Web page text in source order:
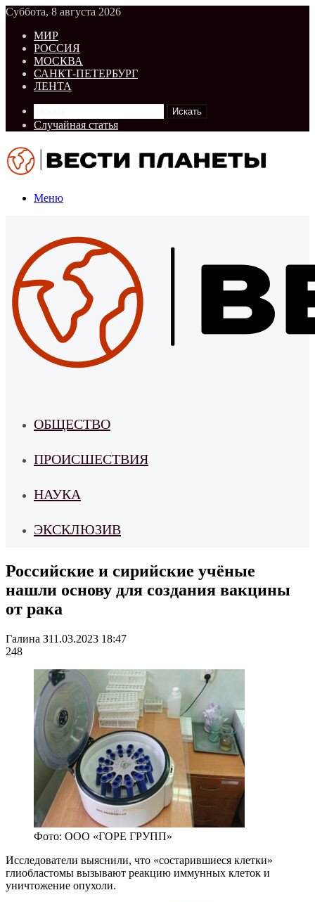
Суббота, 8 августа 2026
МИР
РОССИЯ
МОСКВА
САНКТ-ПЕТЕРБУРГ
ЛЕНТА
Искать
Случайная статья
Меню
ОБЩЕСТВО
ПРОИСШЕСТВИЯ
НАУКА
ЭКСКЛЮЗИВ
Российские и сирийские учёные
нашли основу для создания вакцины
от рака
Галина З11.03.2023 18:47
248
Фото: ООО «ГОРЕ ГРУПП»
Исследователи выяснили, что «состарившиеся клетки»
глиобластомы вызывают реакцию иммунных клеток и
уничтожение опухоли.